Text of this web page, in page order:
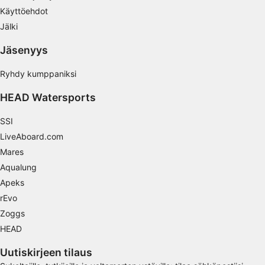
Käyttöehdot
Jälki
Jäsenyys
Ryhdy kumppaniksi
HEAD Watersports
SSI
LiveAboard.com
Mares
Aqualung
Apeks
rEvo
Zoggs
HEAD
Uutiskirjeen tilaus
Sisällön tehokkuuden mittaaminen
peräisin olevien tietojen, tilastojen tai
IAB:n erityispiirteet:
Tarkkojen sijaintitietojen käyttäminen
Tunnista laitteet aktiivisesti pyydettyjen
Muut kuin IAB:n käsittelytarkoitukset:
Välttämätön
Suorituskyky